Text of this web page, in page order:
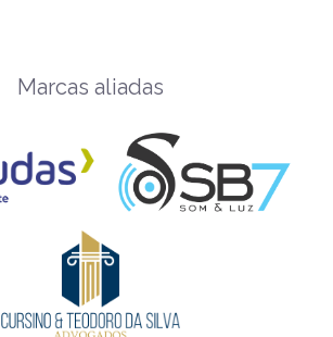
Marcas aliadas